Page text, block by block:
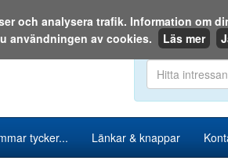
Sök i
tycker... Länkar & knappar
och analysera trafik. Information om
användningen av cookies.
Läs mer